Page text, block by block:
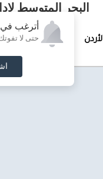
أترغب في
حتى لا
البحر المتوسط
تغطيات خاصة